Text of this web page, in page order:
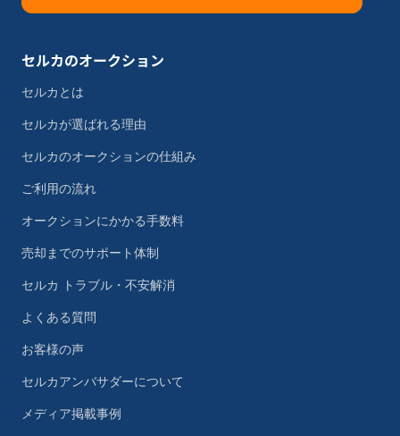
セルカのオークション
セルカとは
セルカが選ばれる理由
セルカのオークションの仕組み
ご利用の流れ
オークションにかかる手数料
売却までのサポート体制
セルカ トラブル・不安解消
よくある質問
お客様の声
セルカアンバサダーについて
メディア掲載事例